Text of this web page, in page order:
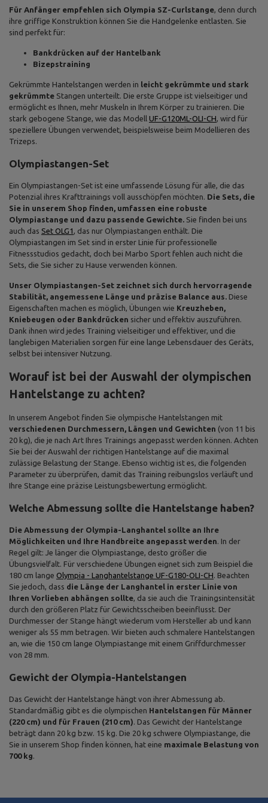
Für Anfänger empfehlen sich Olympia SZ-Curlstange, denn durch
ihre griffige Konstruktion können Sie die Handgelenke entlasten. Sie
sind perfekt für:
Bankdrücken auf der Hantelbank
Bizepstraining
Gekrümmte Hantelstangen werden in leicht gekrümmte und stark
gekrümmte Stangen unterteilt. Die erste Gruppe ist vielseitiger und
ermöglicht es Ihnen, mehr Muskeln in Ihrem Körper zu trainieren. Die
stark gebogene Stange, wie das Modell UF-G120ML-OLI-CH, wird für
speziellere Übungen verwendet, beispielsweise beim Modellieren des
Trizeps.
Olympiastangen-Set
Ein Olympiastangen-Set ist eine umfassende Lösung für alle, die das
Potenzial ihres Krafttrainings voll ausschöpfen möchten. Die Sets, die
Sie in unserem Shop finden, umfassen eine robuste
Olympiastange und dazu passende Gewichte. Sie finden bei uns
auch das Set OLG1 , das nur Olympiastangen enthält. Die
Olympiastangen im Set sind in erster Linie für professionelle
Fitnessstudios gedacht, doch bei Marbo Sport fehlen auch nicht die
Sets, die Sie sicher zu Hause verwenden können.
Unser Olympiastangen-Set zeichnet sich durch hervorragende
Stabilität, angemessene Länge und präzise Balance aus. Diese
Eigenschaften machen es möglich, Übungen wie Kreuzheben,
Kniebeugen oder Bankdrücken sicher und effektiv auszuführen.
Dank ihnen wird jedes Training vielseitiger und effektiver, und die
langlebigen Materialien sorgen für eine lange Lebensdauer des Geräts,
selbst bei intensiver Nutzung.
Worauf ist bei der Auswahl der olympischen
Hantelstange zu achten?
In unserem Angebot finden Sie olympische Hantelstangen mit
verschiedenen Durchmessern, Längen und Gewichten (von 11 bis
20 kg), die je nach Art Ihres Trainings angepasst werden können. Achten
Sie bei der Auswahl der richtigen Hantelstange auf die maximal
zulässige Belastung der Stange. Ebenso wichtig ist es, die folgenden
Parameter zu überprüfen, damit das Training reibungslos verläuft und
Ihre Stange eine präzise Leistungsbewertung ermöglicht.
Welche Abmessung sollte die Hantelstange haben?
Die Abmessung der Olympia-Langhantel sollte an Ihre
Möglichkeiten und Ihre Handbreite angepasst werden. In der
Regel gilt: Je länger die Olympiastange, desto größer die
Übungsvielfalt. Für verschiedene Übungen eignet sich zum Beispiel die
180 cm lange Olympia - Langhantelstange UF-G180-OLI-CH. Beachten
Sie jedoch, dass die Länge der Langhantel in erster Linie von
Ihren Vorlieben abhängen sollte, da sie auch die Trainingsintensität
durch den größeren Platz für Gewichtsscheiben beeinflusst. Der
Durchmesser der Stange hängt wiederum vom Hersteller ab und kann
weniger als 55 mm betragen. Wir bieten auch schmalere Hantelstangen
an, wie die 150 cm lange Olympiastange mit einem Griffdurchmesser
von 28 mm.
Gewicht der Olympia-Hantelstangen
Das Gewicht der Hantelstange hängt von ihrer Abmessung ab.
Standardmäßig gibt es die olympischen Hantelstangen für Männer
(220 cm) und für Frauen (210 cm). Das Gewicht der Hantelstange
beträgt dann 20 kg bzw. 15 kg. Die 20 kg schwere Olympiastange, die
Sie in unserem Shop finden können, hat eine maximale Belastung von
700 kg.